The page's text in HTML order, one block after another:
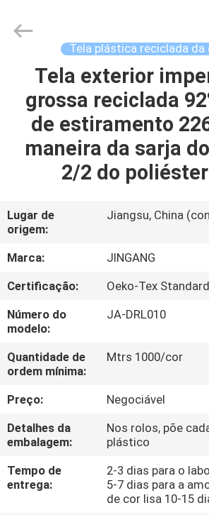
CASA
PRODUTOS
EXCURSÃO
DA
FÁBRICA
CONTROLE
DA
QUALIDADE
CONTACTE-
NOS
NOTÍCIA
Textile
Co.,Ltd.
Tela plástica reciclada da
Tela exterior
grossa reciclada
de estiramento
maneira da sarja
2/2 do poliéster
Lugar de
origem:
Jiangsu, China
Marca:
JINGANG
Certificação:
Oeko-Tex
Número do
modelo:
JA-DRL010
Quantidade de
ordem mínima:
Mtrs 1000/cor
Preço:
Negociável
Detalhes da
embalagem:
Nos rolos, põe
plástico
Tempo de
entrega:
2-3 dias para o
5-7 dias para a
de cor lisa 10-15